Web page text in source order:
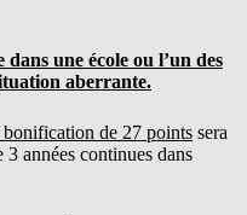
une école ou l’un des
aberrante.
bonification de 27 points sera
années continues dans